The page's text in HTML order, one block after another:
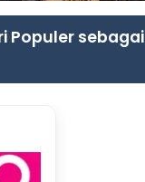
Populer sebagai